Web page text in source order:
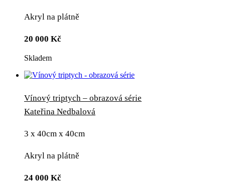
Akryl na plátně
20 000 Kč
Skladem
Vínový triptych – obrazová série
Kateřina Nedbalová
3 x 40cm x 40cm
Akryl na plátně
24 000 Kč